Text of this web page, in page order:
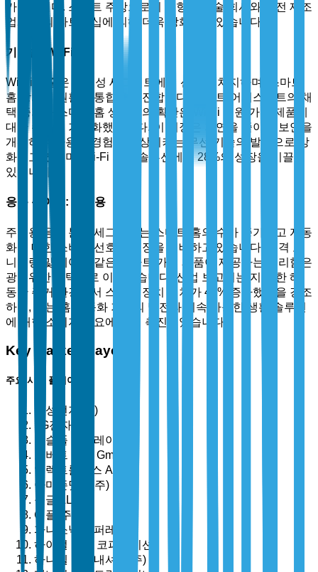
가했습니다. 스마트 주방으로의 경향은 기술 회사와 가전 제조
업체 간의 파트너십에 의해 더욱 강화되고 있습니다.
기술별: Wi-Fi
Wi-Fi 기술은 연결성 세그먼트에서 선두를 차지하며, 스마트
홈 장치의 원활한 통합을 촉진합니다. 스마트 어시스턴트의 채
택 증가와 스마트 홈 생태계의 확산은 Wi-Fi 지원 가전 제품에
대한 수요를 가속화했습니다. 이 시장은 지연을 줄이고 보안을
개선하여 사용자 경험을 향상시키는 무선 기술의 발전으로 강
화되고 있으며, Wi-Fi 기반 솔루션에서 28%의 성장을 이끌고
있습니다.
응용 분야별: 주거용
주거용 응용 분야 세그먼트는 스마트 홈의 수가 증가하고 자동
화에 대한 소비자 선호로 시장을 지배하고 있습니다. 원격 모
니터링 및 제어와 같은 스마트 가전 제품이 제공하는 편리함은
광범위한 채택으로 이어졌습니다. 산업 보고서는 지난 한 해
동안 주거 환경에서 스마트 장치 설치가 40% 증가했음을 강조
하며, 이는 홈 자동화 기술의 발전과 지속 가능한 생활 솔루션
에 대한 소비자 수요에 의해 촉진되었습니다.
Key Market Players
주요 시장 플레이어
삼성전자(주)
LG전자(주)
휘슬풀 코퍼레이션
로버트 보쉬 GmbH
일렉트롤룩스 AB
아마존닷컴(주)
구글 LLC
애플(주)
파나소닉 코퍼레이션
하이얼 그룹 코퍼레이션
하니웰 인터내셔널(주)